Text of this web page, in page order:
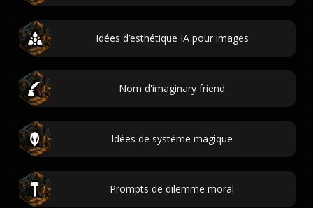
Idées d’esthétique IA pour images
Nom d'imaginary friend
Idées de système magique
Prompts de dilemme moral